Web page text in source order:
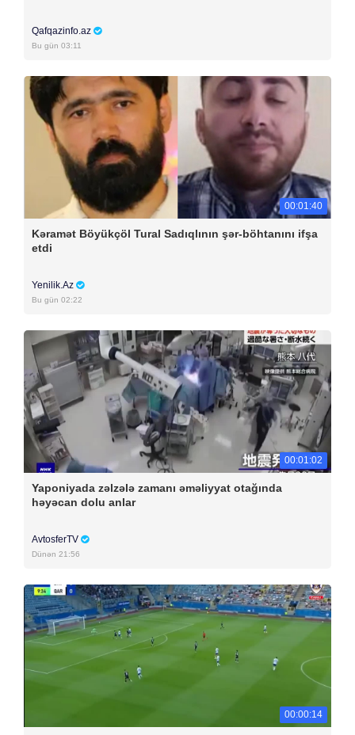
Qafqazinfo.az
Bu gün 03:11
00:01:40
Kəramət Böyükçöl Tural Sadıqlının şər-böhtanını ifşa
etdi
Yenilik.Az
Bu gün 02:22
00:01:02
Yaponiyada zəlzələ zamanı əməliyyat otağında
həyəcan dolu anlar
AvtosferTV
Dünən 21:56
00:00:14